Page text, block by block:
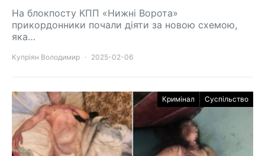
На блокпосту КПП «Нижні Ворота»
прикордонники почали діяти за новою схемою,
яка…
Купріян Володимир 2025-02-06
Кримінал Суспільство